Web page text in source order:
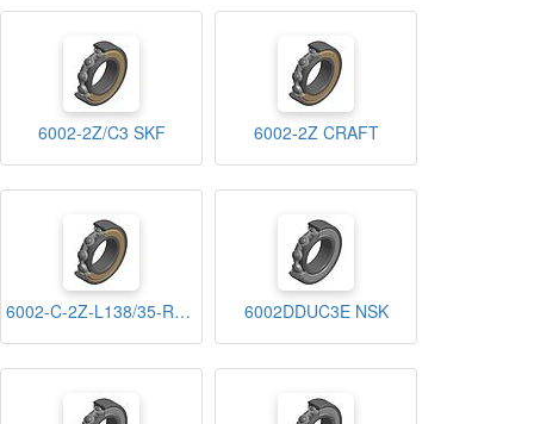
6002-2Z/C3 SKF 6002-2Z CRAFT
6002-C-2Z-L138/35-R13-22 FAG 6002DDUC3E NSK